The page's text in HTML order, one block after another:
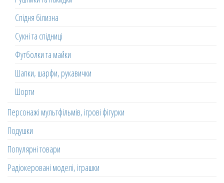
Спідня білизна
Сукні та спідниці
Футболки та майки
Шапки, шарфи, рукавички
Шорти
Персонажі мультфільмів, ігрові фігурки
Подушки
Популярні товари
Радіокеровані моделі, іграшки